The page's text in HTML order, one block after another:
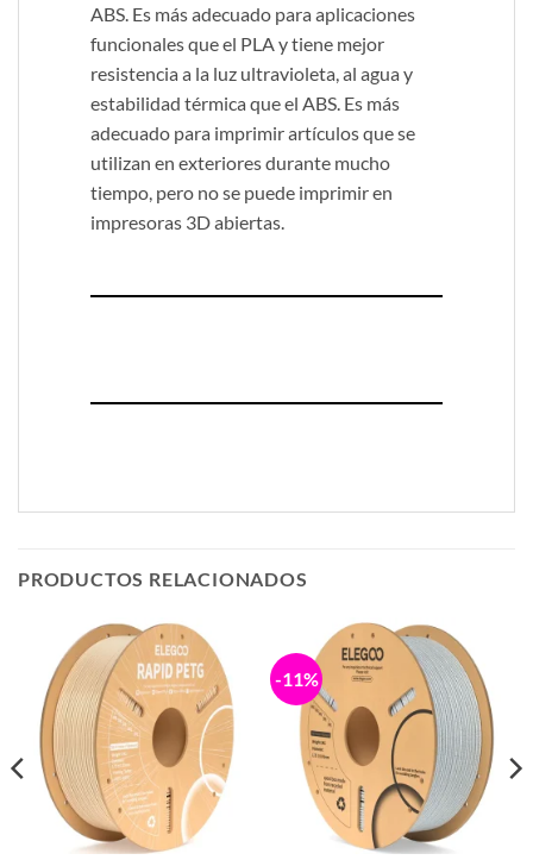
ABS. Es más adecuado para aplicaciones
funcionales que el PLA y tiene mejor
resistencia a la luz ultravioleta, al agua y
estabilidad térmica que el ABS. Es más
adecuado para imprimir artículos que se
utilizan en exteriores durante mucho
tiempo, pero no se puede imprimir en
impresoras 3D abiertas.
PRODUCTOS RELACIONADOS
-11%